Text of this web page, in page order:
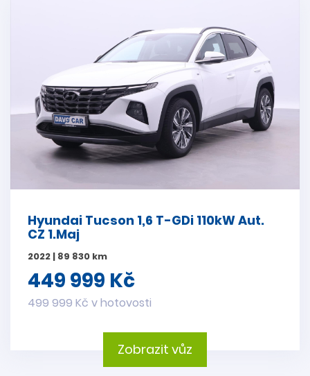
Hyundai Tucson 1,6 T-GDi 110kW Aut.
CZ 1.Maj
2022 | 89 830 km
449 999 Kč
499 999 Kč v hotovosti
Zobrazit vůz